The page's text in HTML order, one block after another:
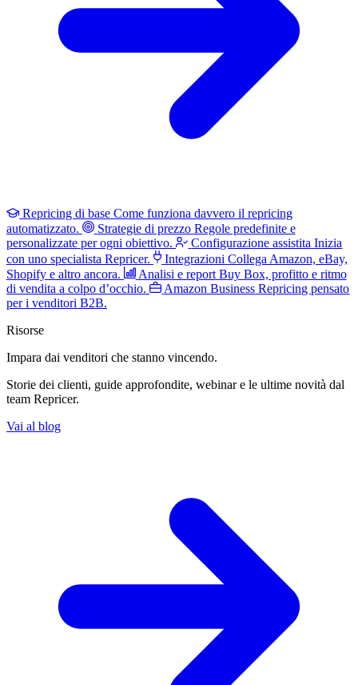
Repricing di base Come funziona davvero il repricing
automatizzato.
Strategie di prezzo Regole predefinite e
personalizzate per ogni obiettivo.
Configurazione assistita Inizia
con uno specialista Repricer.
Integrazioni Collega Amazon, eBay,
Shopify e altro ancora.
Analisi e report Buy Box, profitto e ritmo
di vendita a colpo d’occhio.
Amazon Business Repricing pensato
per i venditori B2B.
Risorse
Impara dai venditori che stanno vincendo.
Storie dei clienti, guide approfondite, webinar e le ultime novità dal
team Repricer.
Vai al blog